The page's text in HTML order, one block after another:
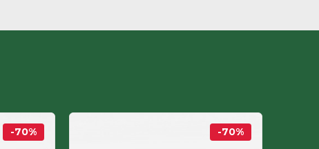
-70% -70%